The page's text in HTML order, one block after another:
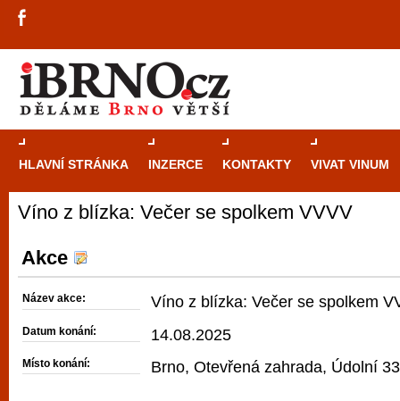
HLAVNÍ STRÁNKA INZERCE KONTAKTY VIVAT VINUM
Víno z blízka: Večer se spolkem VVVV
Akce
Název akce: Víno z blízka: Večer se spolkem
Datum konání: 14.08.2025
Místo konání: Brno, Otevřená zahrada, Údolní 33
automaty
restaurace,